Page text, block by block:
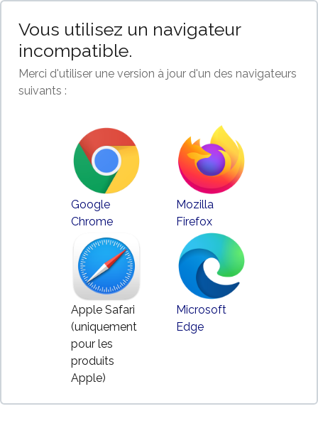
Vous utilisez un navigateur
incompatible.
Merci d'utiliser une version à jour d'un des navigateurs
suivants :
Google
Chrome
Mozilla
Firefox
Apple Safari
(uniquement
pour les
produits
Apple)
Microsoft
Edge